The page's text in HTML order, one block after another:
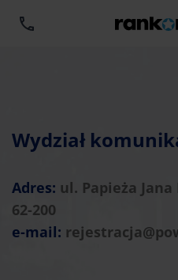
Wydział
Adres: ul. Papieża Jana
62-200
e-mail: